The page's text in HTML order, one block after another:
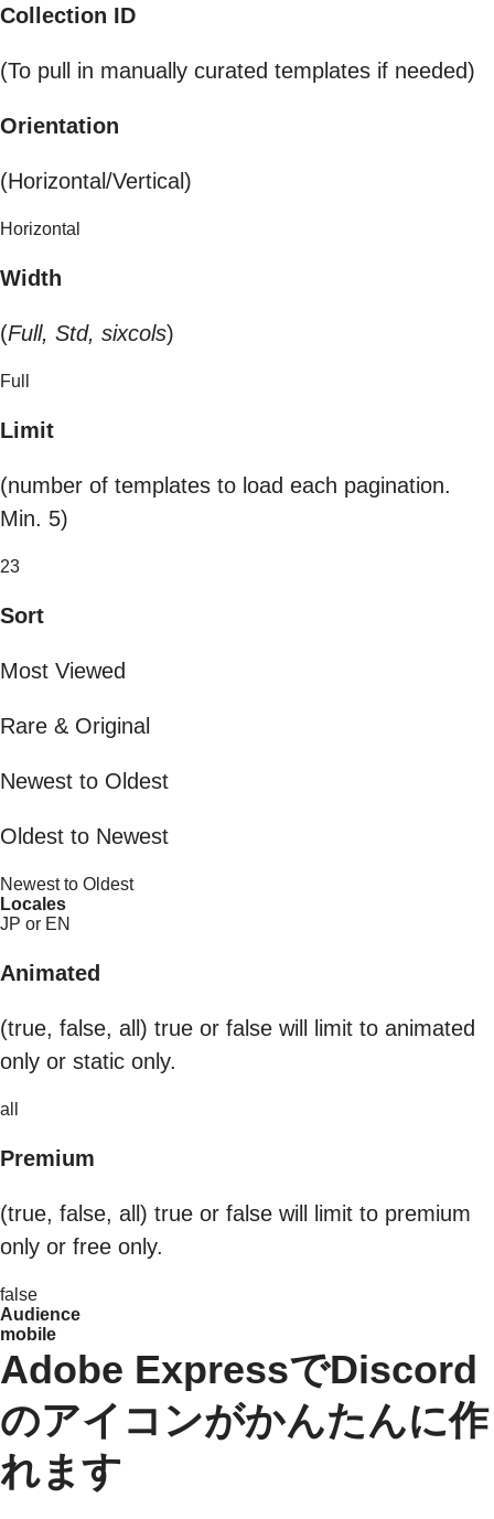
Collection ID
(To pull in manually curated templates if needed)
Orientation
(Horizontal/Vertical)
Horizontal
Width
(Full, Std, sixcols)
Full
Limit
(number of templates to load each pagination.
Min. 5)
23
Sort
Most Viewed
Rare & Original
Newest to Oldest
Oldest to Newest
Newest to Oldest
Locales
JP or EN
Animated
(true, false, all) true or false will limit to animated
only or static only.
all
Premium
(true, false, all) true or false will limit to premium
only or free only.
false
Audience
mobile
Adobe ExpressでDiscord
のアイコンがかんたんに作
れます